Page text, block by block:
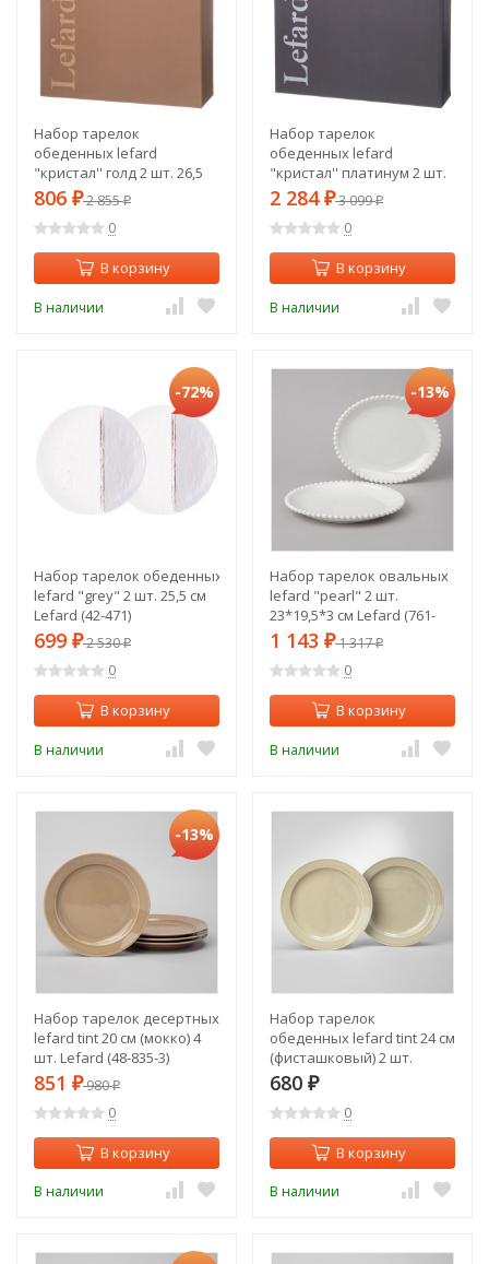
Набор тарелок
обеденных lefard
"кристал'' голд 2 шт. 26,5
см Lefard (414-051)
806 ₽2 855₽
0
В корзину
В наличии
Набор тарелок
обеденных lefard
"кристал'' платинум 2 шт.
26,7 см Lefard (414-060)
2 284 ₽3 099₽
0
В корзину
В наличии
-72%
Набор тарелок обеденных
lefard "grey" 2 шт. 25,5 см
Lefard (42-471)
699 ₽2 530₽
0
В корзину
В наличии
-13%
Набор тарелок овальных
lefard "pearl" 2 шт.
23*19,5*3 см Lefard (761-
108)
1 143 ₽1 317₽
0
В корзину
В наличии
-13%
Набор тарелок десертных
lefard tint 20 см (мокко) 4
шт. Lefard (48-835-3)
851 ₽980₽
0
В корзину
В наличии
Набор тарелок
обеденных lefard tint 24 см
(фисташковый) 2 шт.
Lefard (48-854-1)
680 ₽
0
В корзину
В наличии